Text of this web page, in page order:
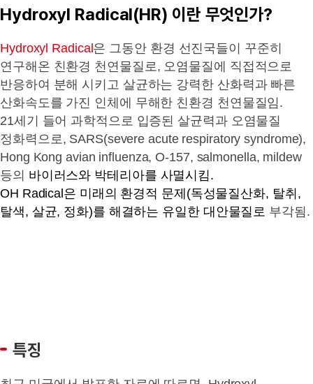
Hydroxyl Radical(HR) 이란 무엇인가?
Hydroxyl Radical 은 그동안 환경 선진국들이 꾸준히
연구해온 친환경 천연물질로, 오염물질에 직접적으로
반응하여 분해 시키고 살균하는 강력한 산화력과 빠른
산화속도를 가진 인체에 무해한 친환경 천연물질임.
21세기 들어 과학적으로 입증된 살균력과 오염물질
정화력으로, SARS(severe acute respiratory syndrome),
Hong Kong avian influenza, O-157, salmonella, mildew
등의 바이러스와 박테리아를 사멸시킴.
OH Radical은 미래의 환경적 문제(독성물질산화, 탈취,
탈색, 살균, 정화)를 해결하는 유일한 대안물질로 부각됨.
특징